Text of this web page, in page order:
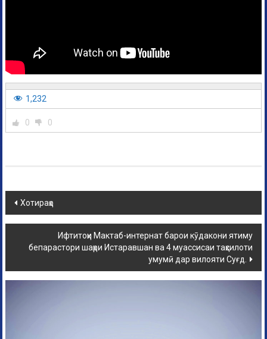
1,232
0 0
Хотираҳо
Ифтитоҳи Мактаб-интернат барои кӯдакони ятиму
бепарастори шаҳри Истаравшан ва 4 муассисаи таҳсилоти
умумӣ дар вилояти Суғд.